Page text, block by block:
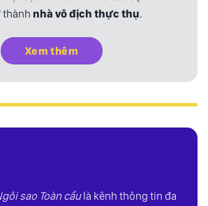
thành nhà vô địch thực thụ.
Xem thêm
sao Toàn cầulà kênh thông tin đa